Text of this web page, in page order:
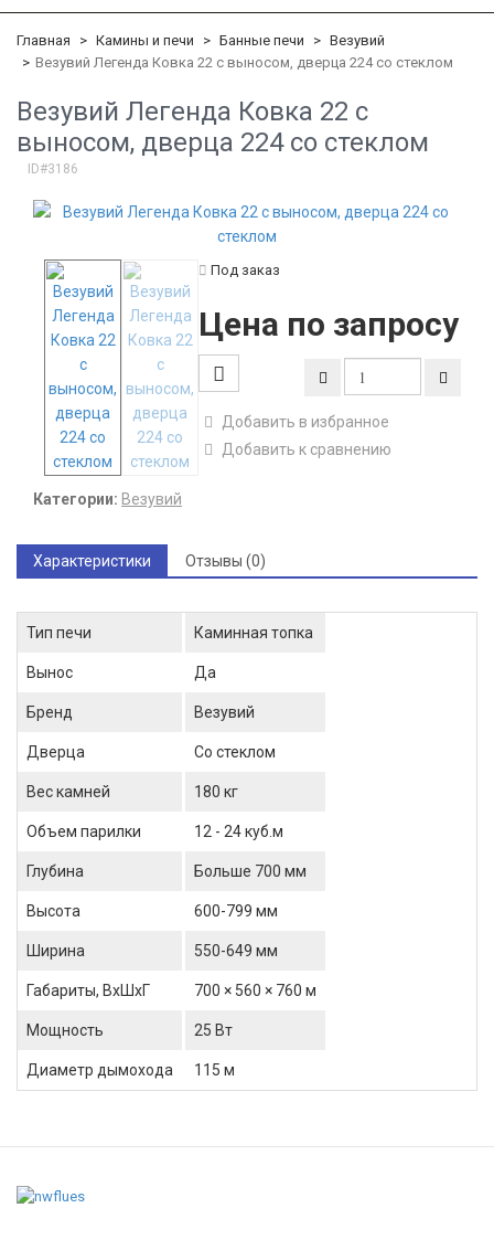
Главная Камины и печи Банные печи
Везувий
Везувий Легенда Ковка 22 c выносом, дверца 224 со стеклом
Везувий Легенда Ковка 22 c
выносом, дверца 224 со стеклом
ID#3186
Под заказ
Цена по запросу
Добавить в избранное
Добавить к сравнению
Категории: Везувий
Характеристики Отзывы (0)
Тип печи Каминная топка
Вынос Да
Бренд Везувий
Дверца Со стеклом
Вес камней 180 кг
Объем парилки 12 - 24 куб.м
Глубина Больше 700 мм
Высота 600-799 мм
Ширина 550-649 мм
Габариты, ВхШхГ 700 × 560 × 760 м
Мощность 25 Вт
Диаметр дымохода 115 м